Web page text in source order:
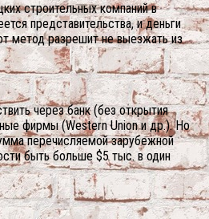
строительных компаний в
представительства, и деньги
метод разрешит не выезжать из
через банк (без открытия
фирмы (Western Union и др.). Но
перечисляемой зарубежной
быть больше $5 тыс. в один